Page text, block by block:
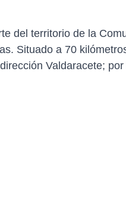
del territorio de la
Situado a 70
Valdaracete;